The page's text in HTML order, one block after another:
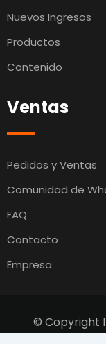
Nuevos Ingresos
Productos
Contenido
Ventas
Pedidos y Ventas
Comunidad de
FAQ
Contacto
Empresa
© Copyright